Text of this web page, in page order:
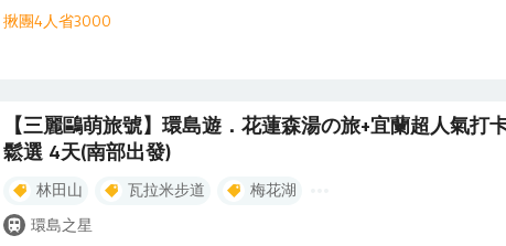
揪團4人省3000
【三麗鷗萌旅號】環島遊．花蓮森湯の旅+宜蘭超人氣打
鬆選 4天(南部出發)
林田山 瓦拉米步道
梅花湖
環島之星